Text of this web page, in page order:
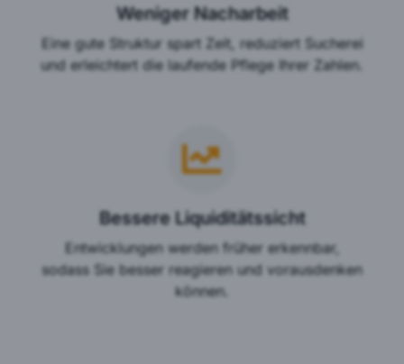
Weniger Nacharbeit
Eine gute Struktur spart Zeit, reduziert Sucherei
und erleichtert die laufende Pflege Ihrer Zahlen.
Bessere Liquiditätssicht
Entwicklungen werden früher erkennbar,
sodass Sie besser reagieren und vorausdenken
können.